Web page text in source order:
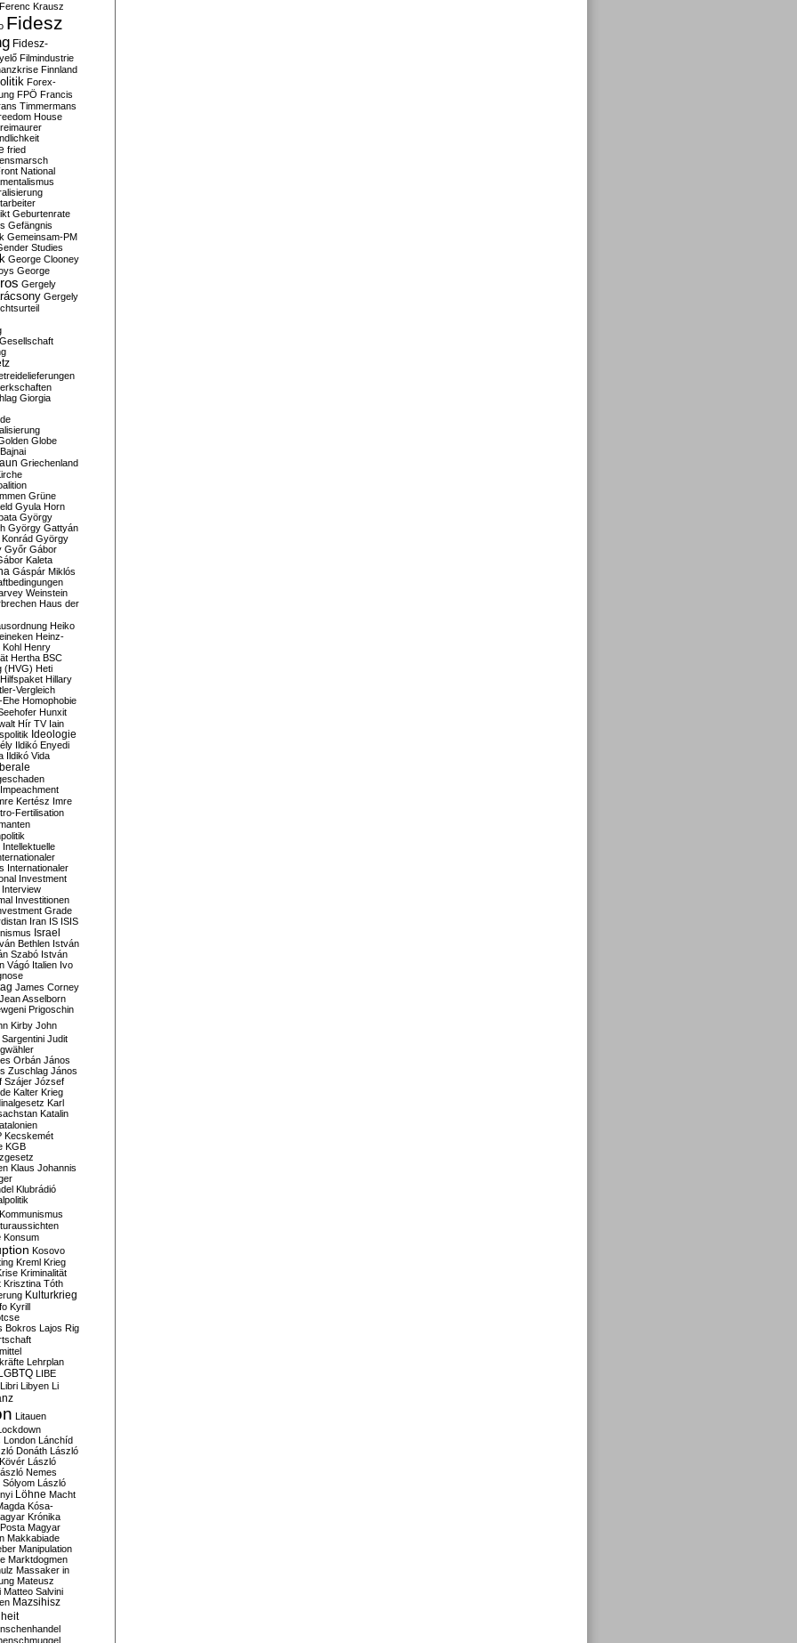
Ferenc Krausz
Fidesz
Fidesz-
Filmindustrie
Finnland
Forex-
FPÖ Francis
Timmermans
House
fried
National
Geburtenrate
Gefängnis
Gemeinsam-PM
Studies
George Clooney
George
Gergely
Gergely
Gesellschaft
Giorgia
Globe
Griechenland
Grüne
Gyula Horn
György
György Gattyán
György
Győr Gábor
Kaleta
Gáspár Miklós
Weinstein
Haus der
Heiko
Heinz-
Kohl Henry
Hertha BSC
(HVG) Heti
Hilfspaket Hillary
Vergleich
Ehe Homophobie
Hunxit
Hír TV Iain
Ideologie
Ildikó Enyedi
Ildikó Vida
Impeachment
Kertész Imre
Fertilisation
Intellektuelle
Internationaler
Investment
Interview
Investitionen
Grade
Iran IS ISIS
Israel
Bethlen István
Szabó István
Vágó Italien Ivo
James Corney
Jean Asselborn
Prigoschin
Kirby John
Judit
Orbán János
Zuschlag János
Szájer József
Kalter Krieg
Karl
Katalin
Kecskemét
KGB
Klaus Johannis
Klubrádió
Kommunismus
Konsum
Kosovo
Kreml Krieg
Kriminalität
Krisztina Tóth
Kulturkrieg
Kyrill
Bokros Lajos Rig
Lehrplan
LIBE
Libri Libyen Li
Litauen
London Lánchíd
Donáth László
László
Nemes
Sólyom László
Löhne Macht
Kósa-
Krónika
Magyar
Makkabiade
Manipulation
Marktdogmen
Massaker in
Mateusz
Matteo Salvini
Mazsihisz